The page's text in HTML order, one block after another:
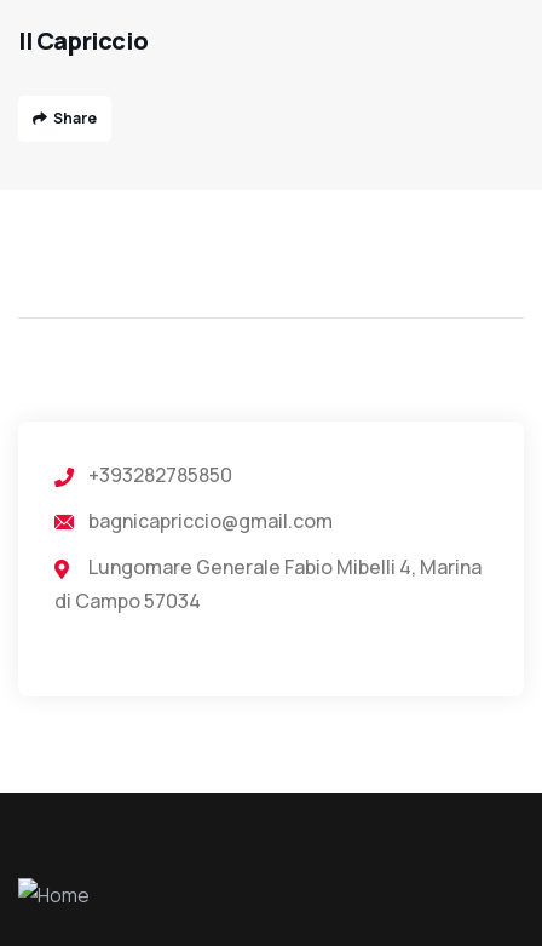
Il Capriccio
Share
+393282785850
bagnicapriccio@gmail.com
Lungomare Generale Fabio Mibelli 4, Marina
di Campo 57034